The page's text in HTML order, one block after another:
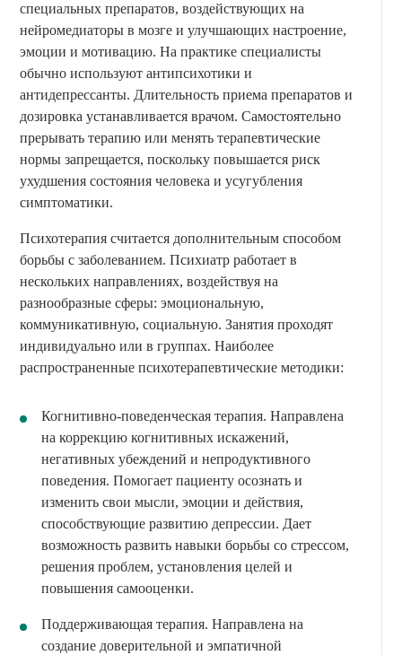
специальных препаратов, воздействующих на
нейромедиаторы в мозге и улучшающих настроение,
эмоции и мотивацию. На практике специалисты
обычно используют антипсихотики и
антидепрессанты. Длительность приема препаратов и
дозировка устанавливается врачом. Самостоятельно
прерывать терапию или менять терапевтические
нормы запрещается, поскольку повышается риск
ухудшения состояния человека и усугубления
симптоматики.
Психотерапия считается дополнительным способом
борьбы с заболеванием. Психиатр работает в
нескольких направлениях, воздействуя на
разнообразные сферы: эмоциональную,
коммуникативную, социальную. Занятия проходят
индивидуально или в группах. Наиболее
распространенные психотерапевтические методики:
Когнитивно-поведенческая терапия. Направлена
на коррекцию когнитивных искажений,
негативных убеждений и непродуктивного
поведения. Помогает пациенту осознать и
изменить свои мысли, эмоции и действия,
способствующие развитию депрессии. Дает
возможность развить навыки борьбы со стрессом,
решения проблем, установления целей и
повышения самооценки.
Поддерживающая терапия. Направлена на
создание доверительной и эмпатичной